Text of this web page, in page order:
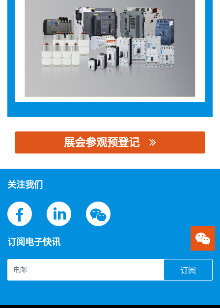
展会参观预登记
关注我们
订阅电子快讯
订阅